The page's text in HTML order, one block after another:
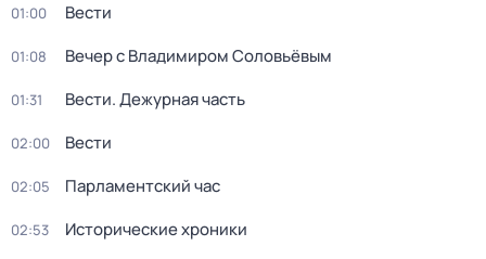
01:00 Вести
01:08 Вечер с Владимиром Соловьёвым
01:31 Вести. Дежурная часть
02:00 Вести
02:05 Парламентский час
02:53 Исторические хроники